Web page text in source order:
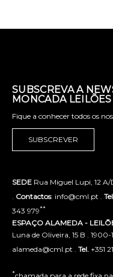
SUBSCREVA A
MONCADA LEILÕES
Fique a conhecer todos os
SUBSCREVER
SEDE Rua Miguel Lupi, 12
Contactos: info@cml.pt .
343 979**
ESPAÇO ALAMEDA -
Luna de Oliveira, 15 B .
alameda@cml.pt . Tel. +351
*